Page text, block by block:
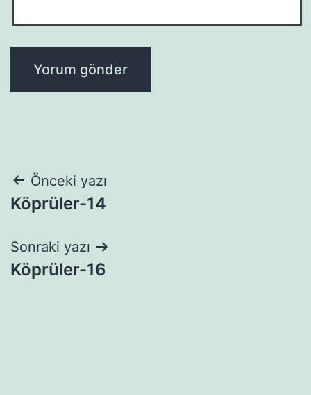
Yazı
gezinmesi
Önceki yazı
Köprüler-14
Sonraki yazı
Köprüler-16